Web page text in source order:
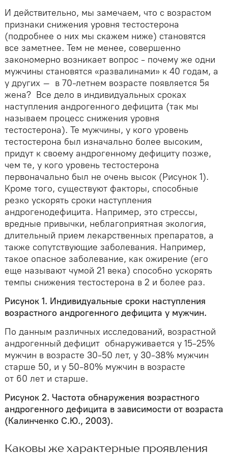
И действительно, мы замечаем, что с возрастом
признаки снижения уровня тестостерона
(подробнее о них мы скажем ниже) становятся
все заметнее. Тем не менее, совершенно
закономерно возникает вопрос - почему же одни
мужчины становятся «развалинами» к 40 годам, а
у других – в 70-летнем возрасте появляется 5я
жена? Все дело в индивидуальных сроках
наступления андрогенного дефицита (так мы
называем процесс снижения уровня
тестостерона). Те мужчины, у кого уровень
тестостерона был изначально более высоким,
придут к своему андрогенному дефициту позже,
чем те, у кого уровень тестостерона
первоначально был не очень высок (Рисунок 1).
Кроме того, существуют факторы, способные
резко ускорять сроки наступления
андрогенодефицита. Например, это стрессы,
вредные привычки, неблагоприятная экология,
длительный прием лекарственных препаратов, а
также сопутствующие заболевания. Например,
такое опасное заболевание, как ожирение (его
еще называют чумой 21 века) способно ускорять
темпы снижения тестостерона в 2 и более раз.
Рисунок 1. Индивидуальные сроки наступления
возрастного андрогенного дефицита у мужчин.
По данным различных исследований, возрастной
андрогенный дефицит обнаруживается у 15-25%
мужчин в возрасте 30-50 лет, у 30-38% мужчин
старше 50, и у 50-80% мужчин в возрасте
от 60 лет и старше.
Рисунок 2. Частота обнаружения возрастного
андрогенного дефицита в зависимости от возраста
(Калинченко С.Ю., 2003).
Каковы же характерные проявления